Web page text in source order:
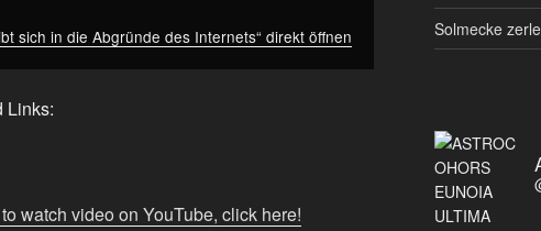
sich in die Abgründe des Internets“ direkt öffnen
Links:
watch video on YouTube, click here!
Solmecke